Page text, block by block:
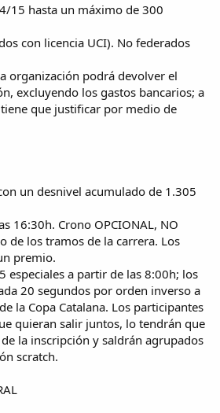
15 hasta un máximo de 300
con licencia UCI). No federados
organización podrá devolver el
excluyendo los gastos bancarios; a
que justificar por medio de
un desnivel acumulado de 1.305
16:30h. Crono OPCIONAL, NO
de los tramos de la carrera. Los
premio.
especiales a partir de las 8:00h; los
20 segundos por orden inverso a
la Copa Catalana. Los participantes
quieran salir juntos, lo tendrán que
la inscripción y saldrán agrupados
scratch.